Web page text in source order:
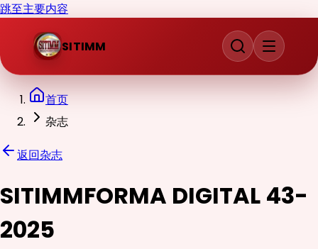
跳至主要内容
SITIMM
首页
杂志
返回杂志
SITIMMFORMA DIGITAL 43-
2025